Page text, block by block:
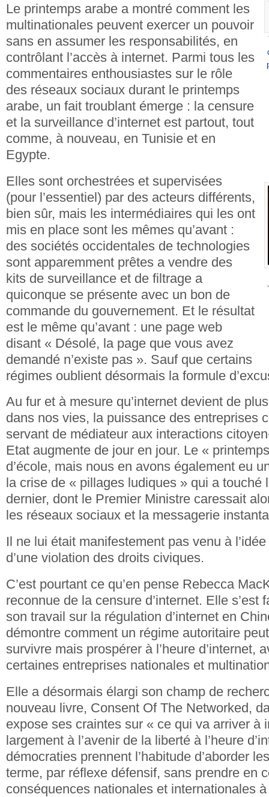
Le printemps arabe a montré comment les
multinationales peuvent exercer un pouvoir
sans en assumer les responsabilités, en
contrôlant l’accès à internet. Parmi tous les
commentaires enthousiastes sur le rôle
des réseaux sociaux durant le printemps
arabe, un fait troublant émerge : la censure
et la surveillance d’internet est partout, tout
comme, à nouveau, en Tunisie et en
Egypte.
Elles sont orchestrées et supervisées
(pour l’essentiel) par des acteurs différents,
bien sûr, mais les intermédiaires qui les ont
mis en place sont les mêmes qu’avant :
des sociétés occidentales de technologies
sont apparemment prêtes a vendre des
kits de surveillance et de filtrage a
quiconque se présente avec un bon de
commande du gouvernement. Et le résultat
est le même qu’avant : une page web
disant « Désolé, la page que vous avez
demandé n’existe pas ». Sauf que certains
régimes oublient désormais la formule
Au fur et à mesure qu’internet devient de
dans nos vies, la puissance des entreprises
servant de médiateur aux interactions
Etat augmente de jour en jour. Le «
d’école, mais nous en avons également eu
la crise de « pillages ludiques » qui a touché
dernier, dont le Premier Ministre caressait
les réseaux sociaux et la messagerie
Il ne lui était manifestement pas venu à
d’une violation des droits civiques.
C’est pourtant ce qu’en pense Rebecca
reconnue de la censure d’internet. Elle s’est
son travail sur la régulation d’internet en
démontre comment un régime autoritaire
survivre mais prospérer à l’heure d’internet,
certaines entreprises nationales et
Elle a désormais élargi son champ de
nouveau livre, Consent Of The Networked,
expose ses craintes sur « ce qui va arriver à
largement à l’avenir de la liberté à l’heure
démocraties prennent l’habitude d’aborder
terme, par réflexe défensif, sans prendre en
conséquences nationales et internationales